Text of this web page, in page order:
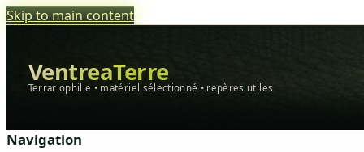
Skip to main content
VentreaTerre
Terrariophilie • matériel sélectionné • repères utiles
Navigation